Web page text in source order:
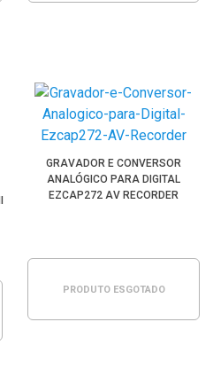
GRAVADOR E CONVERSOR
ANALÓGICO PARA DIGITAL
EZCAP272 AV RECORDER
PRODUTO ESGOTADO